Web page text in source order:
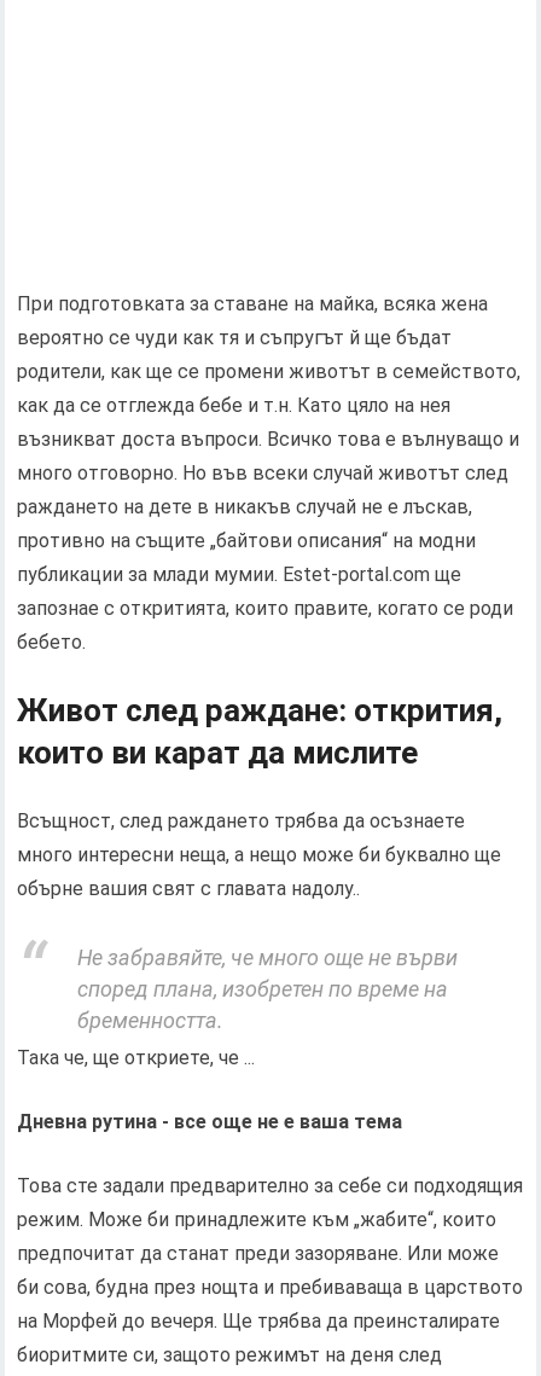
При подготовката за ставане на майка, всяка жена
вероятно се чуди как тя и съпругът й ще бъдат
родители, как ще се промени животът в семейството,
как да се отглежда бебе и т.н. Като цяло на нея
възникват доста въпроси. Всичко това е вълнуващо и
много отговорно. Но във всеки случай животът след
раждането на дете в никакъв случай не е лъскав,
противно на същите „байтови описания“ на модни
публикации за млади мумии. Estet-portal.com ще
запознае с откритията, които правите, когато се роди
бебето.
Живот след раждане: открития,
които ви карат да мислите
Всъщност, след раждането трябва да осъзнаете
много интересни неща, а нещо може би буквално ще
обърне вашия свят с главата надолу..
Не забравяйте, че много още не върви
според плана, изобретен по време на
бременността.
Така че, ще откриете, че ...
Дневна рутина - все още не е ваша тема
Това сте задали предварително за себе си подходящия
режим. Може би принадлежите към „жабите“, които
предпочитат да станат преди зазоряване. Или може
би сова, будна през нощта и пребиваваща в царството
на Морфей до вечеря. Ще трябва да преинсталирате
биоритмите си, защото режимът на деня след